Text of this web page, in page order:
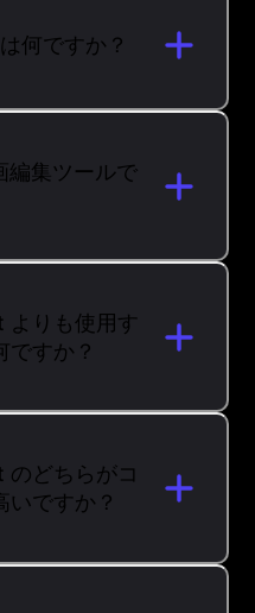
何ですか？
編集ツールで
りも使用す
ですか？
どちらがコ
いですか？